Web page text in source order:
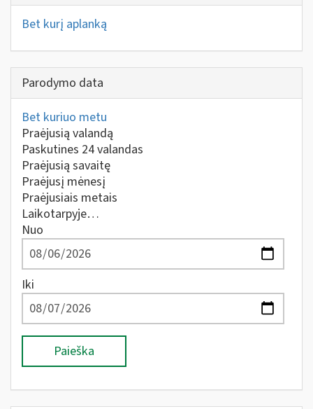
Bet kurį aplanką
Parodymo data
Bet kuriuo metu
Praėjusią valandą
Paskutines 24 valandas
Praėjusią savaitę
Praėjusį mėnesį
Praėjusiais metais
Laikotarpyje…
Nuo
Iki
Paieška